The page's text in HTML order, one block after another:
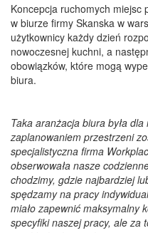
Koncepcja ruchomych miejsc
w biurze firmy Skanska w
użytkownicy każdy dzień
nowoczesnej kuchni, a
obowiązków, które mogą
biura.
Taka aranżacja biura była
zaplanowaniem przestrzeni
specjalistyczna firma
obserwowała nasze
chodzimy, gdzie najbardziej
spędzamy na pracy
miało zapewnić maksymalny
specyfiki naszej pracy, ale za